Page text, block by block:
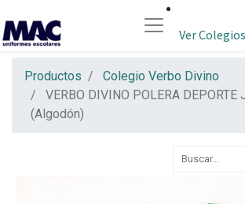
Ver Colegios
Productos
Colegio Verbo Divino
VERBO DIVINO POLERA DEPORTE
(Algodón)